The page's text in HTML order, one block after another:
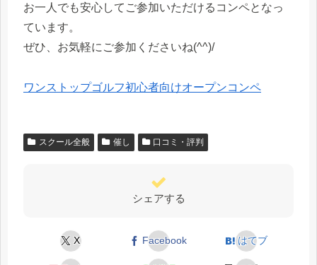
お一人でも安心してご参加いただけるコンペとなっ
ています。
ぜひ、お気軽にご参加くださいね(^^)/
ワンストップゴルフ初心者向けオープンコンペ
スクール全般 催し 口コミ・評判
シェアする
X Facebook はてブ